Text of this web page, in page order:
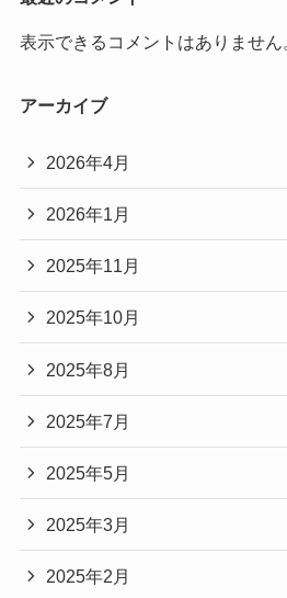
表示できるコメントはありません
アーカイブ
2026年4月
2026年1月
2025年11月
2025年10月
2025年8月
2025年7月
2025年5月
2025年3月
2025年2月